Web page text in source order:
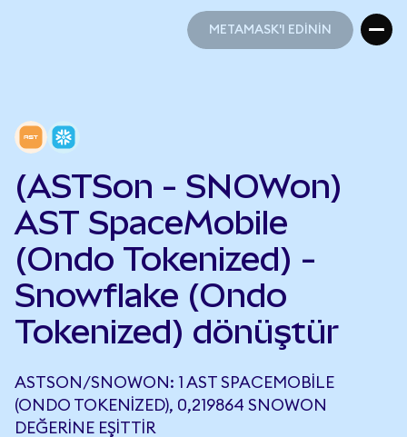
METAMASK'I EDİNİN
(ASTSon - SNOWon)
AST SpaceMobile
(Ondo Tokenized) -
Snowflake (Ondo
Tokenized) dönüştür
ASTSON/SNOWON: 1 AST SPACEMOBILE
(ONDO TOKENIZED), 0,219864 SNOWON
DEĞERINE EŞITTIR